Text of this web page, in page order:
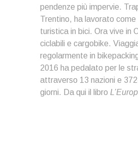
pendenze più impervie.
Trentino, ha lavorato come
turistica in bici. Ora vive in
ciclabili e cargobike.
regolarmente in
2016 ha pedalato per le
attraverso 13 nazioni e
giorni. Da qui il libro